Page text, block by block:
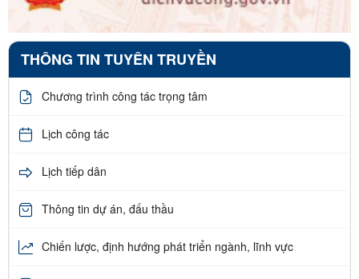
THÔNG TIN TUYÊN TRUYỀN
Chương trình công tác trọng tâm
Lịch công tác
Lịch tiếp dân
Thông tin dự án, đấu thầu
Chiến lược, định hướng phát triển ngành, lĩnh vực